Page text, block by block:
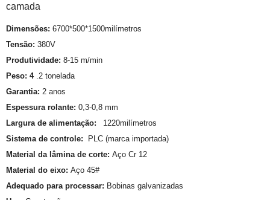
camada
Dimensões: 6700*500*1500milímetros
Tensão: 380V
Produtividade: 8-15 m/min
Peso: 4 .2 tonelada
Garantia: 2 anos
Espessura rolante: 0,3-0,8 mm
Largura de alimentação:
1220milímetros
Sistema de controle:
PLC (marca importada)
Material da lâmina de corte: Aço Cr 12
Material do eixo: Aço 45#
Adequado para processar: Bobinas galvanizadas